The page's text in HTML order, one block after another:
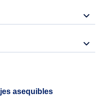
asequibles